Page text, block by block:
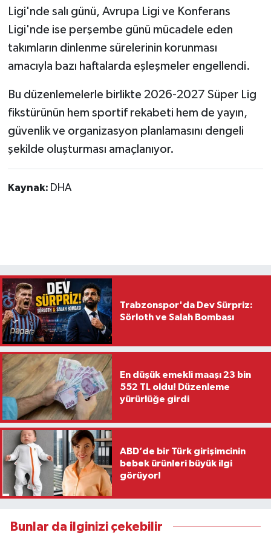
Ligi'nde salı günü, Avrupa Ligi ve Konferans
Ligi'nde ise perşembe günü mücadele eden
takımların dinlenme sürelerinin korunması
amacıyla bazı haftalarda eşleşmeler engellendi.
Bu düzenlemelerle birlikte 2026-2027 Süper Lig
fikstürünün hem sportif rekabeti hem de yayın,
güvenlik ve organizasyon planlamasını dengeli
şekilde oluşturması amaçlanıyor.
Kaynak: DHA
Trabzonspor'da Dev Sürpriz:
Sörloth ve Salah Bombası
En düşük emekli maaşı 23 bin
552 TL oldu! Düzenleme
yürürlüğe girdi
ABD’de bir Türk girişimcinin
bebek ürünleri büyük ilgi
görüyor!
Bunlar da ilginizi çekebilir